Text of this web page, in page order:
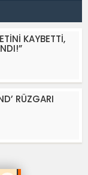
KAYBETTİ,
RÜZGARI